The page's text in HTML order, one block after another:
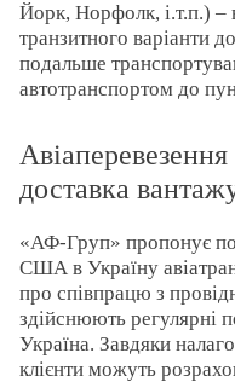
Йорк, Норфолк, і.т.п.) –
транзитного варіанти
подальше
автотранспортом до
доставка
«АФ-Груп» пропонує
США в Україну
про співпрацю з
здійснюють
Україна. Завдяки
клієнти можуть